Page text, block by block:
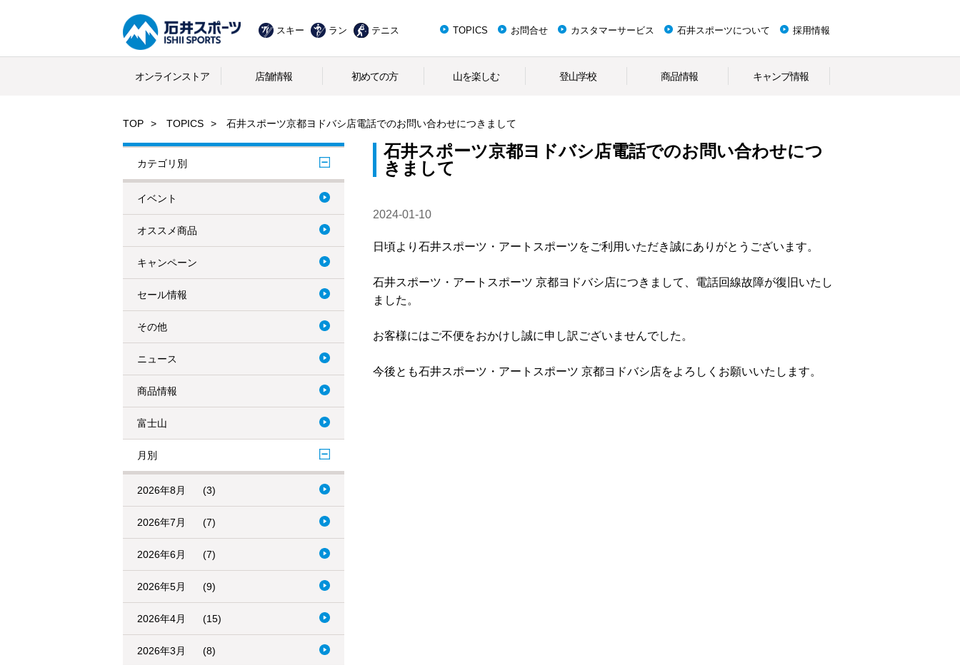
スキー ラン テニス TOPICS お問合せ カスタマーサービス 石井スポーツについて 採用情報
オンラインストア 店舗情報 初めての方 山を楽しむ 登山学校 商品情報 キャンプ情報
TOP TOPICS 石井スポーツ京都ヨドバシ店電話でのお問い合わせにつきまして
カテゴリ別
イベント
オススメ商品
キャンペーン
セール情報
その他
ニュース
商品情報
富士山
月別
2026年8月 (3)
2026年7月 (7)
2026年6月 (7)
2026年5月 (9)
2026年4月 (15)
2026年3月 (8)
石井スポーツ京都ヨドバシ店電話でのお問い合わせにつ
きまして
2024-01-10
日頃より石井スポーツ・アートスポーツをご利用いただき誠にありがとうございます。
石井スポーツ・アートスポーツ 京都ヨドバシ店につきまして、電話回線故障が復旧いたし
ました。
お客様にはご不便をおかけし誠に申し訳ございませんでした。
今後とも石井スポーツ・アートスポーツ 京都ヨドバシ店をよろしくお願いいたします。